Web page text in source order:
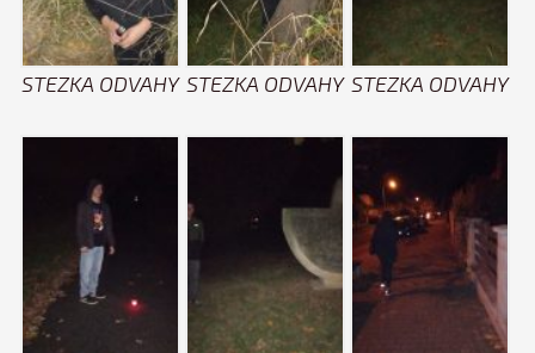
STEZKA ODVAHY STEZKA ODVAHY STEZKA ODVAHY